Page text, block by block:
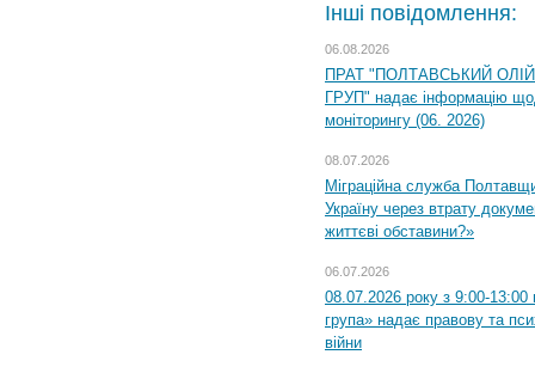
Інші повідомлення:
06.08.2026
ПРАТ "ПОЛТАВСЬКИЙ
ГРУП" надає інформацію
моніторингу (06. 2026)
08.07.2026
Міграційна служба
Україну через втрату
життєві обставини?»
06.07.2026
08.07.2026 року з 9:00-13:00
група» надає правову та
війни